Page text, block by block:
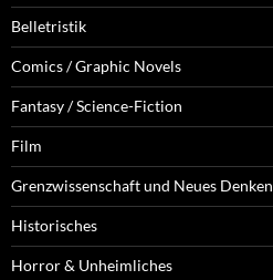
Belletristik
Comics / Graphic Novels
Fantasy / Science-Fiction
Film
Grenzwissenschaft und Neues Denken
Historisches
Horror & Unheimliches